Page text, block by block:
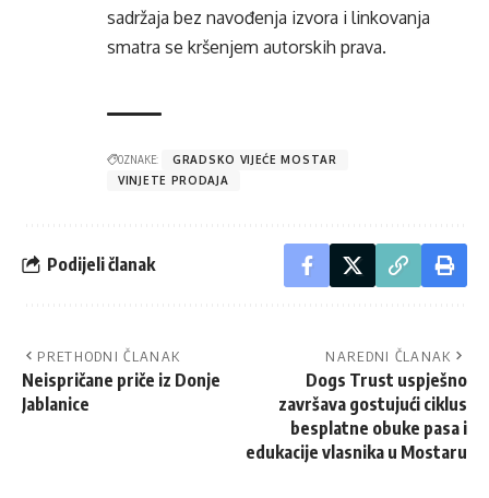
sadržaja bez navođenja izvora i linkovanja
smatra se kršenjem autorskih prava.
OZNAKE:
GRADSKO VIJEĆE MOSTAR
VINJETE PRODAJA
Podijeli članak
PRETHODNI ČLANAK
Neispričane priče iz Donje
Jablanice
NAREDNI ČLANAK
Dogs Trust uspješno
završava gostujući ciklus
besplatne obuke pasa i
edukacije vlasnika u Mostaru